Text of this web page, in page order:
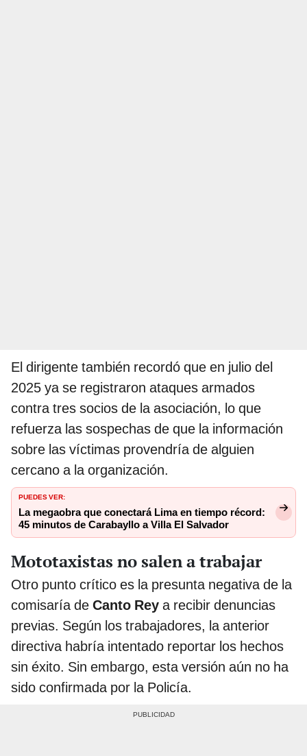
El dirigente también recordó que en julio del
2025 ya se registraron ataques armados
contra tres socios de la asociación, lo que
refuerza las sospechas de que la información
sobre las víctimas provendría de alguien
cercano a la organización.
PUEDES VER:
La megaobra que conectará Lima en tiempo récord:
45 minutos de Carabayllo a Villa El Salvador
Mototaxistas no salen a trabajar
Otro punto crítico es la presunta negativa de la
comisaría de Canto Rey a recibir denuncias
previas. Según los trabajadores, la anterior
directiva habría intentado reportar los hechos
sin éxito. Sin embargo, esta versión aún no ha
sido confirmada por la Policía.